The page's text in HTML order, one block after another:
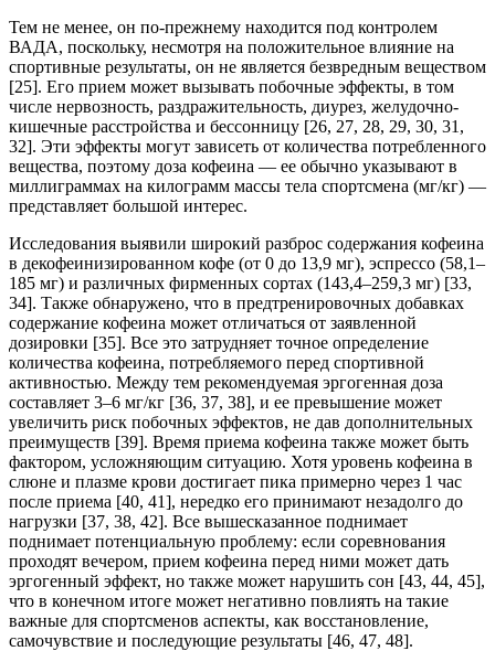
Тем не менее, он по-прежнему находится под контролем
ВАДА, поскольку, несмотря на положительное влияние на
спортивные результаты, он не является безвредным веществом
[25]. Его прием может вызывать побочные эффекты, в том
числе нервозность, раздражительность, диурез, желудочно-
кишечные расстройства и бессонницу [26, 27, 28, 29, 30, 31,
32]. Эти эффекты могут зависеть от количества потребленного
вещества, поэтому доза кофеина — ее обычно указывают в
миллиграммах на килограмм массы тела спортсмена (мг/кг) —
представляет большой интерес.
Исследования выявили широкий разброс содержания кофеина
в декофеинизированном кофе (от 0 до 13,9 мг), эспрессо (58,1–
185 мг) и различных фирменных сортах (143,4–259,3 мг) [33,
34]. Также обнаружено, что в предтренировочных добавках
содержание кофеина может отличаться от заявленной
дозировки [35]. Все это затрудняет точное определение
количества кофеина, потребляемого перед спортивной
активностью. Между тем рекомендуемая эргогенная доза
составляет 3‒6 мг/кг [36, 37, 38], и ее превышение может
увеличить риск побочных эффектов, не дав дополнительных
преимуществ [39]. Время приема кофеина также может быть
фактором, усложняющим ситуацию. Хотя уровень кофеина в
слюне и плазме крови достигает пика примерно через 1 час
после приема [40, 41], нередко его принимают незадолго до
нагрузки [37, 38, 42]. Все вышесказанное поднимает
поднимает потенциальную проблему: если соревнования
проходят вечером, прием кофеина перед ними может дать
эргогенный эффект, но также может нарушить сон [43, 44, 45],
что в конечном итоге может негативно повлиять на такие
важные для спортсменов аспекты, как восстановление,
самочувствие и последующие результаты [46, 47, 48].